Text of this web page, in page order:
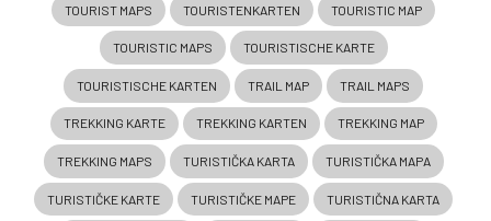
TOURIST MAPS TOURISTENKARTEN TOURISTIC MAP
TOURISTIC MAPS TOURISTISCHE KARTE
TOURISTISCHE KARTEN TRAIL MAP TRAIL MAPS
TREKKING KARTE TREKKING KARTEN TREKKING MAP
TREKKING MAPS TURISTIČKA KARTA TURISTIČKA MAPA
TURISTIČKE KARTE TURISTIČKE MAPE TURISTIČNA KARTA